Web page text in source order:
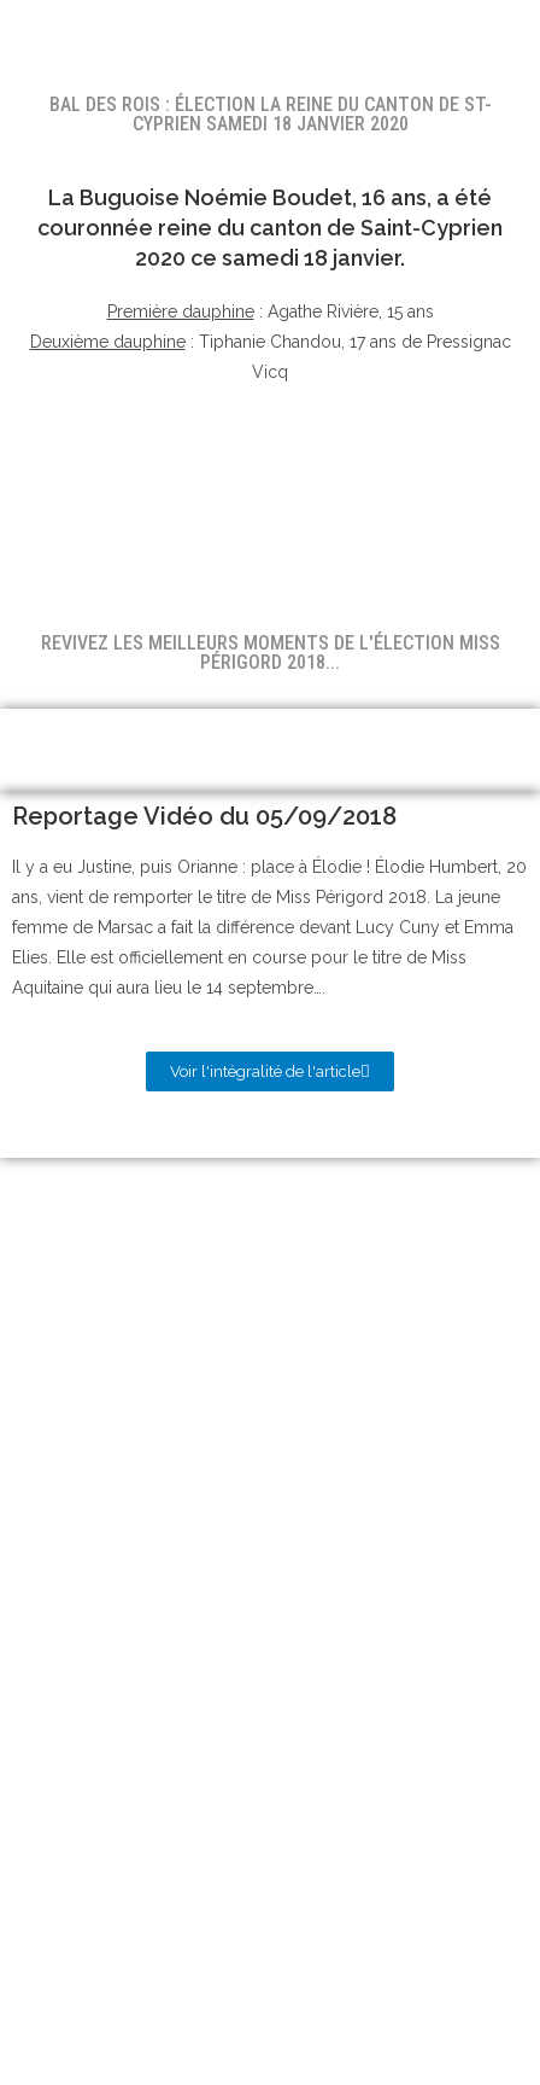
BAL DES ROIS : ÉLECTION LA REINE DU CANTON DE ST-
CYPRIEN SAMEDI 18 JANVIER 2020
La Buguoise Noémie Boudet, 16 ans, a été
couronnée reine du canton de Saint-Cyprien
2020 ce samedi 18 janvier.
Première dauphine: Agathe Rivière, 15 ans
Deuxième dauphine: Tiphanie Chandou, 17 ans de Pressignac
Vicq
REVIVEZ LES MEILLEURS MOMENTS DE L'ÉLECTION MISS
PÉRIGORD 2018...
Reportage Vidéo du 05/09/2018
Il y a eu Justine, puis Orianne : place à Élodie ! Élodie Humbert, 20
ans, vient de remporter le titre de Miss Périgord 2018. La jeune
femme de Marsac a fait la différence devant Lucy Cuny et Emma
Elies. Elle est officiellement en course pour le titre de Miss
Aquitaine qui aura lieu le 14 septembre….
Voir l'intégralité de l'article